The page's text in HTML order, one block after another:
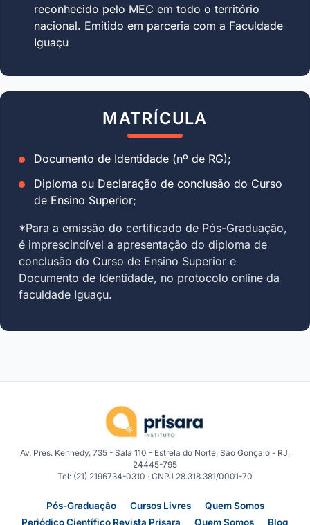
reconhecido pelo MEC em todo o território
nacional. Emitido em parceria com a Faculdade
Iguaçu
MATRÍCULA
Documento de Identidade (nº de RG);
Diploma ou Declaração de conclusão do Curso
de Ensino Superior;
*Para a emissão do certificado de Pós-Graduação,
é imprescindível a apresentação do diploma de
conclusão do Curso de Ensino Superior e
Documento de Identidade, no protocolo online da
faculdade Iguaçu.
Av. Pres. Kennedy, 735 - Sala 110 - Estrela do Norte, São Gonçalo - RJ,
24445-795
Tel: (21) 2196734-0310 · CNPJ 28.318.381/0001-70
Pós-Graduação Cursos Livres
Quem Somos
Periódico Científico Revista Prisara
Quem Somos Blog